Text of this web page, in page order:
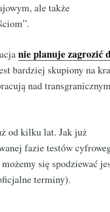
ale także
nie planuje zagrozić
bardziej skupiony na
nad
od kilku lat. Jak już
fazie testów
się spodziewać
terminy).